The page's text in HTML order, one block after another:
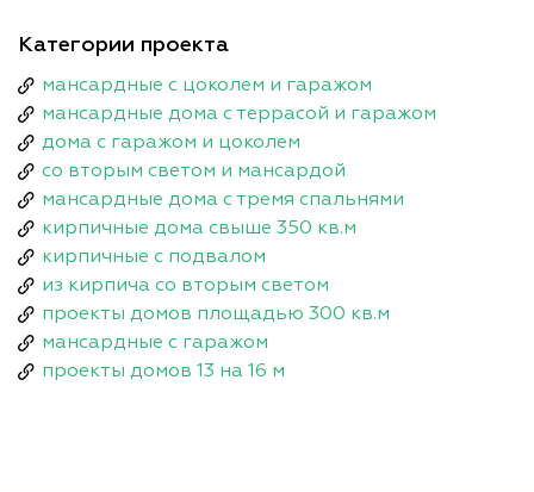
Категории проекта
мансардные с цоколем и гаражом
мансардные дома с террасой и гаражом
дома с гаражом и цоколем
со вторым светом и мансардой
мансардные дома с тремя спальнями
кирпичные дома свыше 350 кв.м
кирпичные с подвалом
из кирпича со вторым светом
проекты домов площадью 300 кв.м
мансардные с гаражом
проекты домов 13 на 16 м